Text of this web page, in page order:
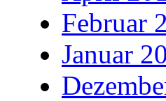
Februar
Januar